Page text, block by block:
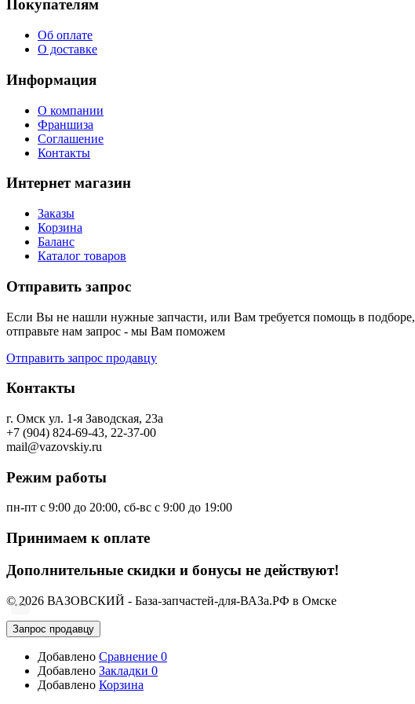
Покупателям
Об оплате
О доставке
Информация
О компании
Франшиза
Соглашение
Контакты
Интернет магазин
Заказы
Корзина
Баланс
Каталог товаров
Отправить запрос
Если Вы не нашли нужные запчасти, или Вам требуется помощь в подборе,
отправьте нам запрос - мы Вам поможем
Отправить запрос продавцу
Контакты
г. Омск ул. 1-я Заводская, 23а
+7 (904) 824-69-43, 22-37-00
mail@vazovskiy.ru
Режим работы
пн-пт с 9:00 до 20:00, сб-вс с 9:00 до 19:00
Принимаем к оплате
Дополнительные скидки и бонусы не действуют!
© 2026 ВАЗОВСКИЙ - База-запчастей-для-ВАЗа.РФ в Омске
Запрос продавцу
Добавлено Сравнение 0
Добавлено Закладки 0
Добавлено Корзина